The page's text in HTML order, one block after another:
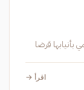
قرضا
اقرأ →